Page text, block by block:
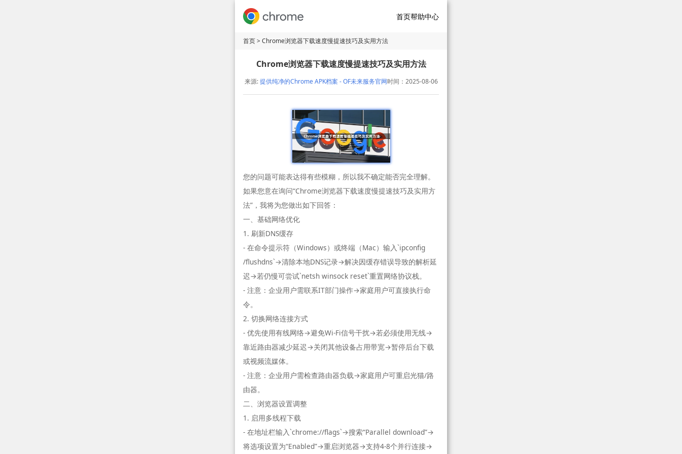
首页帮助中心
首页> Chrome浏览器下载速度慢提速技巧及实用方法
Chrome浏览器下载速度慢提速技巧及实用方法
来源:提供纯净的Chrome APK档案 - OF未来服务官网时间：2025-08-06
您的问题可能表达得有些模糊，所以我不确定能否完全理解。
如果您意在询问“Chrome浏览器下载速度慢提速技巧及实用方
法”，我将为您做出如下回答：
一、基础网络优化
1. 刷新DNS缓存
- 在命令提示符（Windows）或终端（Mac）输入`ipconfig
/flushdns`→清除本地DNS记录→解决因缓存错误导致的解析延
迟→若仍慢可尝试`netsh winsock reset`重置网络协议栈。
- 注意：企业用户需联系IT部门操作→家庭用户可直接执行命
令。
2. 切换网络连接方式
- 优先使用有线网络→避免Wi-Fi信号干扰→若必须使用无线→
靠近路由器减少延迟→关闭其他设备占用带宽→暂停后台下载
或视频流媒体。
- 注意：企业用户需检查路由器负载→家庭用户可重启光猫/路
由器。
二、浏览器设置调整
1. 启用多线程下载
- 在地址栏输入`chrome://flags`→搜索“Parallel download”→
将选项设置为“Enabled”→重启浏览器→支持4-8个并行连接→